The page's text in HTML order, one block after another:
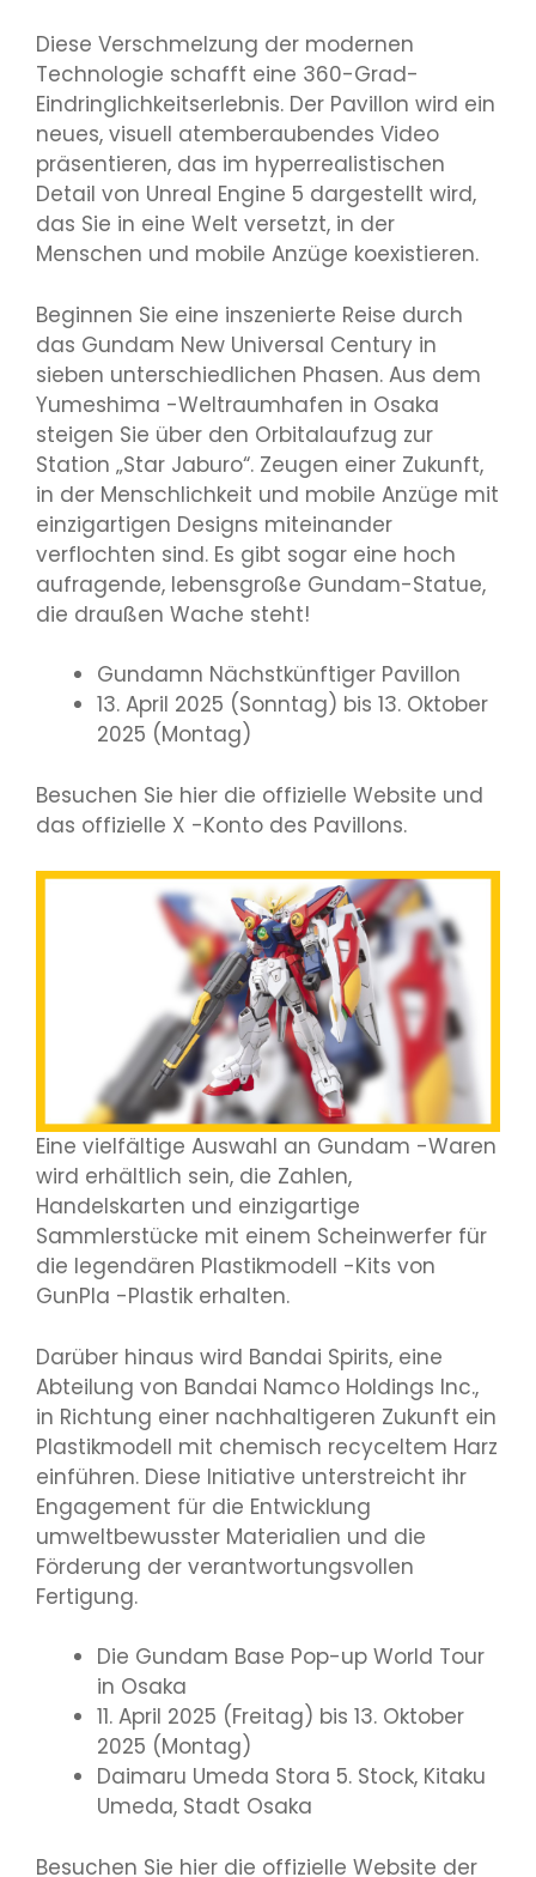
Diese Verschmelzung der modernen
Technologie schafft eine 360-Grad-
Eindringlichkeitserlebnis. Der Pavillon wird ein
neues, visuell atemberaubendes Video
präsentieren, das im hyperrealistischen
Detail von Unreal Engine 5 dargestellt wird,
das Sie in eine Welt versetzt, in der
Menschen und mobile Anzüge koexistieren.
Beginnen Sie eine inszenierte Reise durch
das Gundam New Universal Century in
sieben unterschiedlichen Phasen. Aus dem
Yumeshima -Weltraumhafen in Osaka
steigen Sie über den Orbitalaufzug zur
Station „Star Jaburo“. Zeugen einer Zukunft,
in der Menschlichkeit und mobile Anzüge mit
einzigartigen Designs miteinander
verflochten sind. Es gibt sogar eine hoch
aufragende, lebensgroße Gundam-Statue,
die draußen Wache steht!
Gundamn Nächstkünftiger Pavillon
13. April 2025 (Sonntag) bis 13. Oktober
2025 (Montag)
Besuchen Sie hier die offizielle Website und
das offizielle X -Konto des Pavillons.
Eine vielfältige Auswahl an Gundam -Waren
wird erhältlich sein, die Zahlen,
Handelskarten und einzigartige
Sammlerstücke mit einem Scheinwerfer für
die legendären Plastikmodell -Kits von
GunPla -Plastik erhalten.
Darüber hinaus wird Bandai Spirits, eine
Abteilung von Bandai Namco Holdings Inc.,
in Richtung einer nachhaltigeren Zukunft ein
Plastikmodell mit chemisch recyceltem Harz
einführen. Diese Initiative unterstreicht ihr
Engagement für die Entwicklung
umweltbewusster Materialien und die
Förderung der verantwortungsvollen
Fertigung.
Die Gundam Base Pop-up World Tour
in Osaka
11. April 2025 (Freitag) bis 13. Oktober
2025 (Montag)
Daimaru Umeda Stora 5. Stock, Kitaku
Umeda, Stadt Osaka
Besuchen Sie hier die offizielle Website der